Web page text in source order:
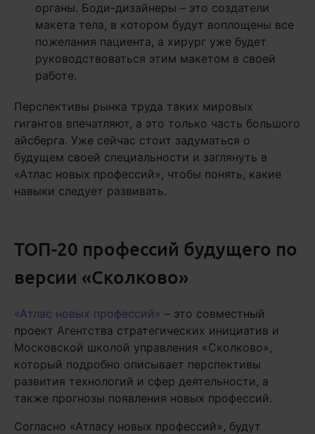
органы. Боди-дизайнеры – это создатели
макета тела, в котором будут воплощены все
пожелания пациента, а хирург уже будет
руководствоваться этим макетом в своей
работе.
Перспективы рынка труда таких мировых
гигантов впечатляют, а это только часть большого
айсберга. Уже сейчас стоит задуматься о
будущем своей специальности и заглянуть в
«Атлас новых профессий», чтобы понять, какие
навыки следует развивать.
ТОП-20 профессий будущего по
версии «Сколково»
«Атлас новых профессий» – это совместный
проект Агентства стратегических инициатив и
Московской школой управления «Сколково»,
который подробно описывает перспективы
развития технологий и сфер деятельности, а
также прогнозы появления новых профессий.
Согласно «Атласу новых профессий», будут